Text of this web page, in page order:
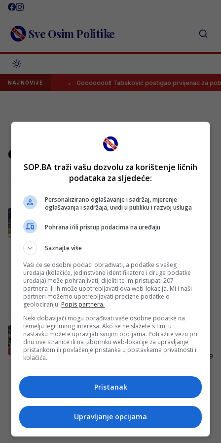
Skip
content Sve Osim Politike
NAJNOVIJE Goooooool! Tabaković postigao prvijenac za
craiova
Evo gdje gledati utakmicu Craiova –
Sarajevo!
Rumuniju gdje ih sutra očekuje revanš
susret drugog pretkola UEFA
Konferencijske lige protiv Universitate
Craiove….
Redakcija Sop ·30/07/2025
UEFA odredila sudije za dvomeč Sarajeva
protiv Craiove
Fudbalski klub Sarajevo zvanično započinje
svoj evropski put u sezoni 2024/25
Universitatea Craiova, u okviru 2….
SOP.BA traži vašu dozvolu za korištenje ličnih
podataka za sljedeće:
Personalizirano oglašavanje i sadržaj, mjerenje
oglašavanja i sadržaja, uvidi u publiku i razvoj usluga
Pohrana i/ili pristup podacima na uređaju
Saznajte više
Vaši će se osobni podaci obrađivati, a podatke s vašeg
uređaja (kolačiće, jedinstvene identifikatore i druge podatke
uređaja) može pohranjivati, dijeliti te im pristupati 207
partnera ili ih može upotrebljavati ova web-lokacija. Mi i naši
partneri možemo upotrebljavati precizne podatke o
geolociranju. Popis partnera.
Neki dobavljači mogu obrađivati vaše osobne podatke na
temelju legitimnog interesa. Ako se ne slažete s tim, u
nastavku možete upravljati svojim opcijama. Potražite vezu pri
dnu ove stranice ili na izborniku web-lokacije za upravljanje
pristankom ili povlačenje pristanka u postavkama privatnosti i
kolačića.
Pristanak
Upravljanje opcijama